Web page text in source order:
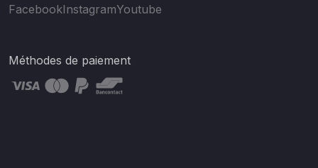
FacebookInstagramYoutube
Méthodes de paiement